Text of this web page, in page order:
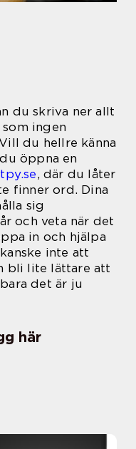
du skriva ner allt
ingen
du hellre känna
öppna en
, där du låter
finner ord. Dina
sig
och veta när det
in och hjälpa
inte att
bli lite lättare att
det är ju
här